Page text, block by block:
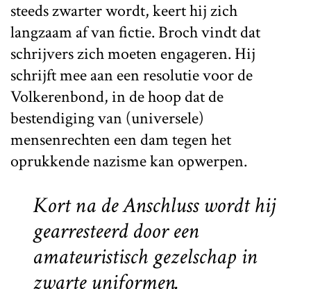
steeds zwarter wordt, keert hij zich
langzaam af van fictie. Broch vindt dat
schrijvers zich moeten engageren. Hij
schrijft mee aan een resolutie voor de
Volkerenbond, in de hoop dat de
bestendiging van (universele)
mensenrechten een dam tegen het
oprukkende nazisme kan opwerpen.
Kort na deAnschlusswordt hij
gearresteerd door een
amateuristisch gezelschap in
zwarte uniformen.